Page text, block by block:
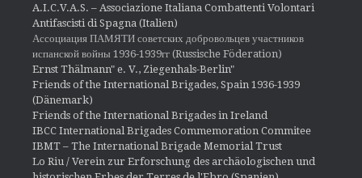
A.I.C.V.A.S. – Associazione Italiana Combattenti Volontari
Antifascisti di Spagna (Italien)
Ассоциация ПАМЯТИ советских добровольцев участников
испанской войны 1936-1939гг (Russische Föderation)
Ernst Thälmann" e. V., Ziegenhals-Berlin"
Friends of the International Brigades, Spain 1936-1939
(Dänemark)
Friends of the International Brigades in Ireland
IBCC International Brigades Commemoration Commitee
IBMT – The International Brigade Memorial Trust
Lo Riu / Verein zur Erforschung des archäologischen und